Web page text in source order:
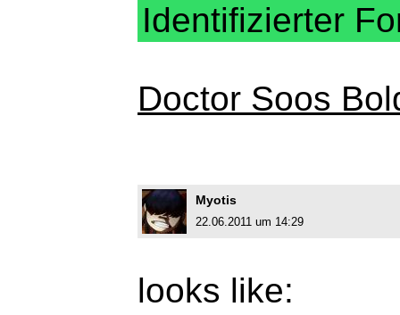
Identifizierter
Doctor Soos
Myotis
22.06.2011 um 14:29
looks like: